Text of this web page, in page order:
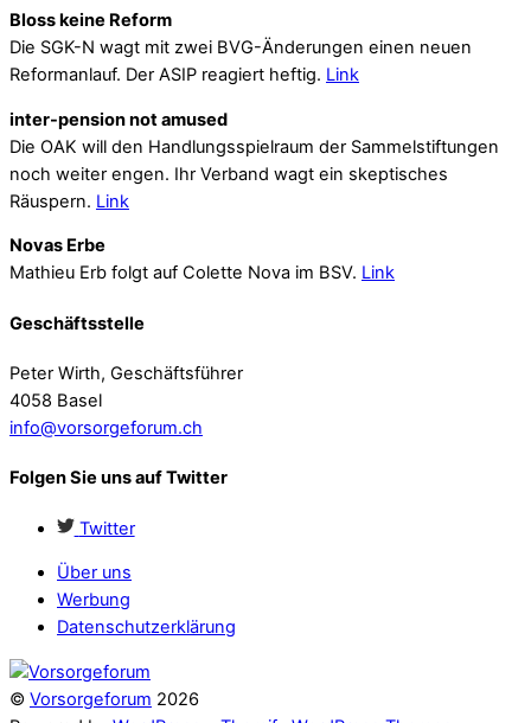
Bloss keine Reform
Die SGK-N wagt mit zwei BVG-Änderungen einen neuen
Reformanlauf. Der ASIP reagiert heftig. Link
inter-pension not amused
Die OAK will den Handlungsspielraum der Sammelstiftungen
noch weiter engen. Ihr Verband wagt ein skeptisches
Räuspern. Link
Novas Erbe
Mathieu Erb folgt auf Colette Nova im BSV. Link
Geschäftsstelle
Peter Wirth, Geschäftsführer
4058 Basel
info@vorsorgeforum.ch
Folgen Sie uns auf Twitter
Twitter
Über uns
Werbung
Datenschutzerklärung
© Vorsorgeforum 2026